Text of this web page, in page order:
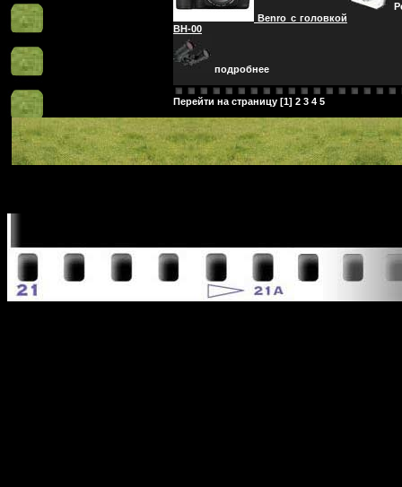
Benro с головкой
BH-00
подробнее
Перейти на страницу [1] 2 3 4 5